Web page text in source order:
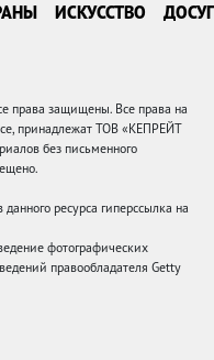
ИСКУССТВО ДОСУГ
защищены. Все права на
принадлежат ТОВ «КЕПРЕЙТ
без письменного
ресурса гиперссылка на
фотографических
правообладателя Getty